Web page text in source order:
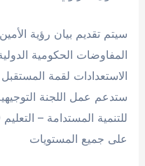
سيتم تقديم بيان رؤية
المفاوضات الحكومية
الاستعدادات لقمة
على جميع المستويات